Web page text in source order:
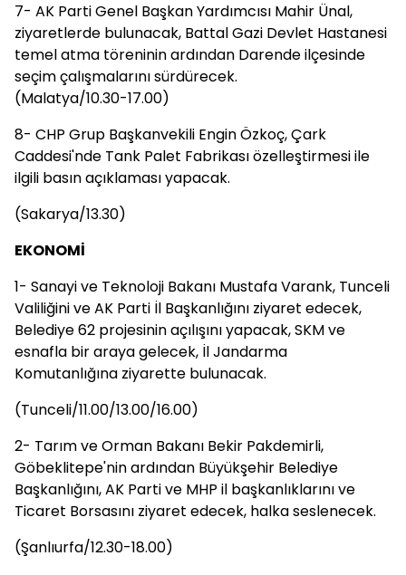
7- AK Parti Genel Başkan Yardımcısı Mahir Ünal,
ziyaretlerde bulunacak, Battal Gazi Devlet Hastanesi
temel atma töreninin ardından Darende ilçesinde
seçim çalışmalarını sürdürecek.
(Malatya/10.30-17.00)
8- CHP Grup Başkanvekili Engin Özkoç, Çark
Caddesi'nde Tank Palet Fabrikası özelleştirmesi ile
ilgili basın açıklaması yapacak.
(Sakarya/13.30)
EKONOMİ
1- Sanayi ve Teknoloji Bakanı Mustafa Varank, Tunceli
Valiliğini ve AK Parti İl Başkanlığını ziyaret edecek,
Belediye 62 projesinin açılışını yapacak, SKM ve
esnafla bir araya gelecek, İl Jandarma
Komutanlığına ziyarette bulunacak.
(Tunceli/11.00/13.00/16.00)
2- Tarım ve Orman Bakanı Bekir Pakdemirli,
Göbeklitepe'nin ardından Büyükşehir Belediye
Başkanlığını, AK Parti ve MHP il başkanlıklarını ve
Ticaret Borsasını ziyaret edecek, halka seslenecek.
(Şanlıurfa/12.30-18.00)